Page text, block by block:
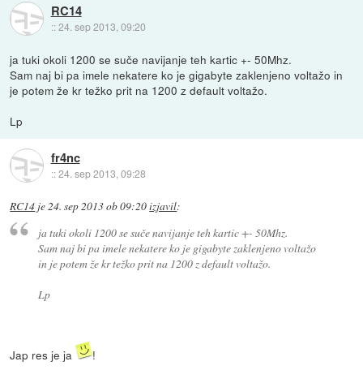
RC14
::24. sep 2013, 09:20
ja tuki okoli 1200 se suče navijanje teh kartic +- 50Mhz.
Sam naj bi pa imele nekatere ko je gigabyte zaklenjeno voltažo in
je potem že kr težko prit na 1200 z default voltažo.
Lp
fr4nc
::24. sep 2013, 09:28
RC14 je24. sep 2013 ob 09:20izjavil:
ja tuki okoli 1200 se suče navijanje teh kartic +- 50Mhz.
Sam naj bi pa imele nekatere ko je gigabyte zaklenjeno voltažo
in je potem že kr težko prit na 1200 z default voltažo.
Lp
Jap res je ja
!